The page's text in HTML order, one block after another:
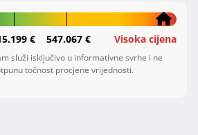
€ 547.067 € Visoka cijena
služi isključivo u informativne svrhe i ne
točnost procjene vrijednosti.